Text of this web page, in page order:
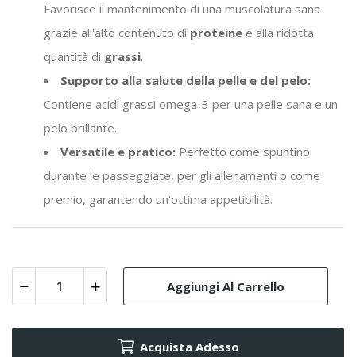
Favorisce il mantenimento di una muscolatura sana
grazie all'alto contenuto di proteine e alla ridotta
quantità di grassi.
Supporto alla salute della pelle e del pelo:
Contiene acidi grassi omega-3 per una pelle sana e un
pelo brillante.
Versatile e pratico: Perfetto come spuntino
durante le passeggiate, per gli allenamenti o come
premio, garantendo un'ottima appetibilità.
Aggiungi Al Carrello
Acquista Adesso